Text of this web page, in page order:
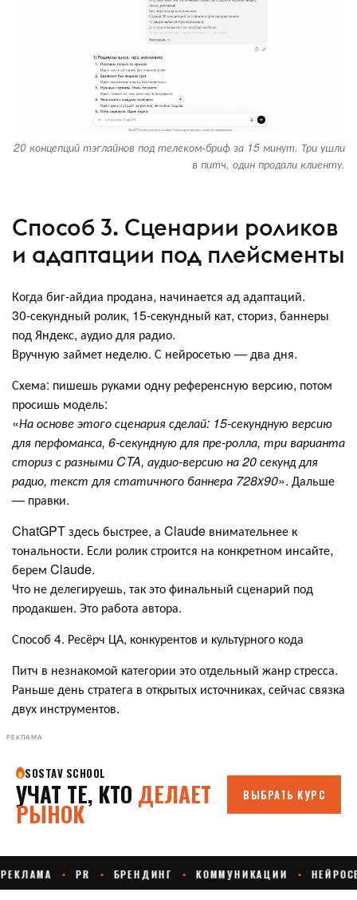
20 концепций тэглайнов под телеком-бриф за 15 минут. Три ушли
в питч, один продали клиенту.
Способ 3. Сценарии роликов
и адаптации под плейсменты
Когда биг-айдиа продана, начинается ад адаптаций.
30-секундный ролик, 15-секундный кат, сториз, баннеры
под Яндекс, аудио для радио.
Вручную займет неделю. С нейросетью — два дня.
Схема: пишешь руками одну референсную версию, потом
просишь модель:
«На основе этого сценария сделай: 15-секундную версию
для перфоманса, 6-секундную для пре-ролла, три варианта
сториз с разными CTA, аудио-версию на 20 секунд для
радио, текст для статичного баннера 728x90». Дальше
— правки.
ChatGPT здесь быстрее, а Claude внимательнее к
тональности. Если ролик строится на конкретном инсайте,
берем Claude.
Что не делегируешь, так это финальный сценарий под
продакшен. Это работа автора.
Способ 4. Ресёрч ЦА, конкурентов и культурного кода
Питч в незнакомой категории это отдельный жанр стресса.
Раньше день стратега в открытых источниках, сейчас связка
двух инструментов.
РЕКЛАМА